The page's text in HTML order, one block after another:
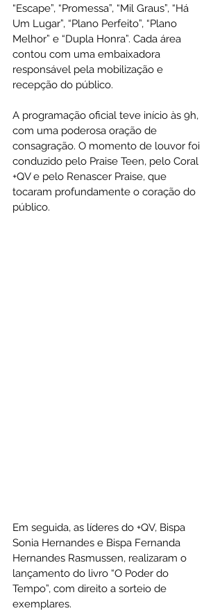
“Escape”, “Promessa”, “Mil Graus”, “Há
Um Lugar”, “Plano Perfeito”, “Plano
Melhor” e “Dupla Honra”. Cada área
contou com uma embaixadora
responsável pela mobilização e
recepção do público.
A programação oficial teve início às 9h,
com uma poderosa oração de
consagração. O momento de louvor foi
conduzido pelo Praise Teen, pelo Coral
+QV e pelo Renascer Praise, que
tocaram profundamente o coração do
público.
Em seguida, as líderes do +QV, Bispa
Sonia Hernandes e Bispa Fernanda
Hernandes Rasmussen, realizaram o
lançamento do livro “O Poder do
Tempo”, com direito a sorteio de
exemplares.